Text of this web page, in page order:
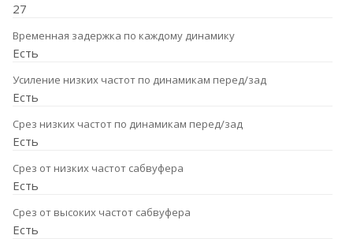
27
Временная задержка по каждому динамику
Есть
Усиление низких частот по динамикам перед/зад
Есть
Срез низких частот по динамикам перед/зад
Есть
Срез от низких частот сабвуфера
Есть
Срез от высоких частот сабвуфера
Есть